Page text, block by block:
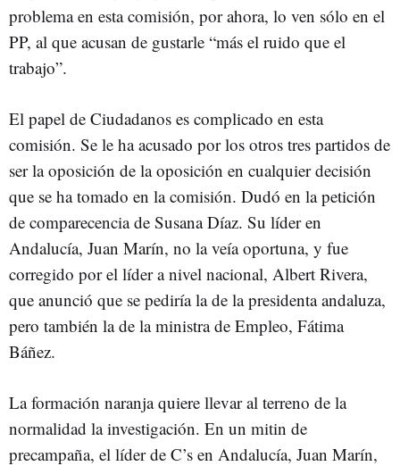
problema en esta comisión, por ahora, lo ven sólo en el
PP, al que acusan de gustarle “más el ruido que el
trabajo”.
El papel de Ciudadanos es complicado en esta
comisión. Se le ha acusado por los otros tres partidos de
ser la oposición de la oposición en cualquier decisión
que se ha tomado en la comisión. Dudó en la petición
de comparecencia de Susana Díaz. Su líder en
Andalucía, Juan Marín, no la veía oportuna, y fue
corregido por el líder a nivel nacional, Albert Rivera,
que anunció que se pediría la de la presidenta andaluza,
pero también la de la ministra de Empleo, Fátima
Báñez.
La formación naranja quiere llevar al terreno de la
normalidad la investigación. En un mitin de
precampaña, el líder de C’s en Andalucía, Juan Marín,